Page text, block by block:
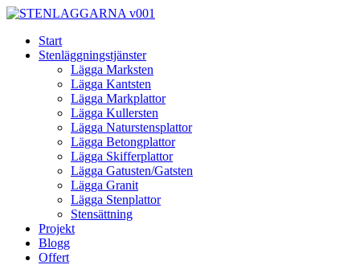
Skip
contentStart
Stenläggningstjänster
Lägga Marksten
Lägga Kantsten
Lägga Markplattor
Lägga Kullersten
Lägga Naturstensplattor
Lägga Betongplattor
Lägga Skifferplattor
Lägga Gatusten/Gatsten
Lägga Granit
Lägga Stenplattor
Stensättning
Projekt
Blogg
Offert